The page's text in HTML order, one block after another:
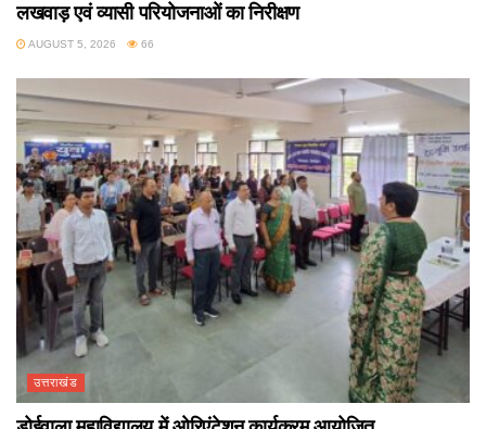
लखवाड़ एवं व्यासी परियोजनाओं का निरीक्षण
AUGUST 5, 2026 66
उत्तराखंड